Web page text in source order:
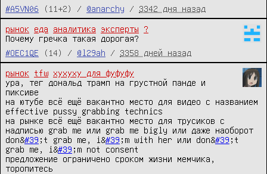
#A5VN06
(11+2) / @anarchy / 3342 дня назад
рынок еда аналитика эксперты
?
Почему гречка такая дорогая?
#OEC1QE
(14) / @l29ah / 3358 дней назад
рынок tfw хухуху для фуфуфу
ура, тег дональд трамп на грустной панде и
пиксиве
на ютубе всё ещё вакантно место для видео с названием
effective pussy grabbing technics
на рынке всё ещё вакантно место для трусиков с
надписью grab me или grab me bigly или даже наоборот
don&#39 ;t grab me, i&#39 ;m with her или don&#39 ;t
grab me, i&#39 ;m not consent
предложение ограничено сроком жизни мемчика,
торопитесь